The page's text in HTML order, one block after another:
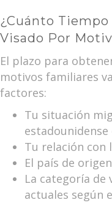
¿Cuánto
Visado Por
El plazo para
motivos familiares
factores:
Tu situación
Tu relación con
El país de
La categoría de
actuales según